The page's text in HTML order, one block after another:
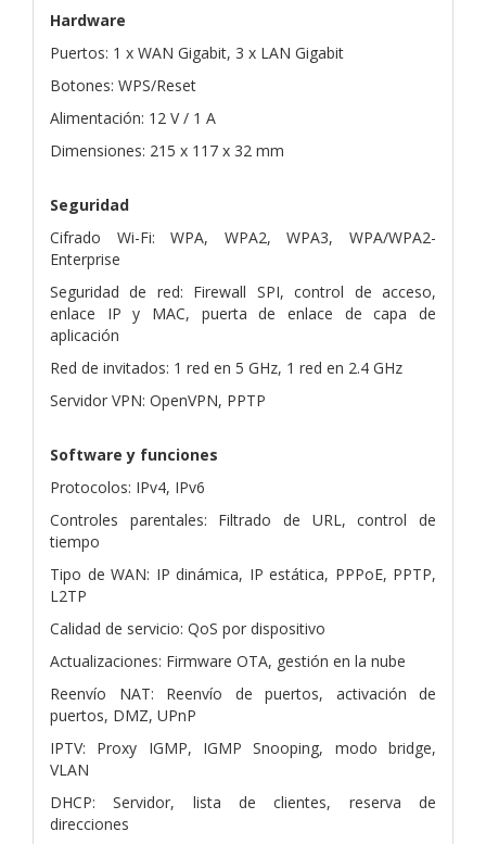
Hardware
Puertos: 1 x WAN Gigabit, 3 x LAN Gigabit
Botones: WPS/Reset
Alimentación: 12 V / 1 A
Dimensiones: 215 x 117 x 32 mm
Seguridad
Cifrado Wi-Fi: WPA, WPA2, WPA3, WPA/WPA2-
Enterprise
Seguridad de red: Firewall SPI, control de acceso,
enlace IP y MAC, puerta de enlace de capa de
aplicación
Red de invitados: 1 red en 5 GHz, 1 red en 2.4 GHz
Servidor VPN: OpenVPN, PPTP
Software y funciones
Protocolos: IPv4, IPv6
Controles parentales: Filtrado de URL, control de
tiempo
Tipo de WAN: IP dinámica, IP estática, PPPoE, PPTP,
L2TP
Calidad de servicio: QoS por dispositivo
Actualizaciones: Firmware OTA, gestión en la nube
Reenvío NAT: Reenvío de puertos, activación de
puertos, DMZ, UPnP
IPTV: Proxy IGMP, IGMP Snooping, modo bridge,
VLAN
DHCP: Servidor, lista de clientes, reserva de
direcciones